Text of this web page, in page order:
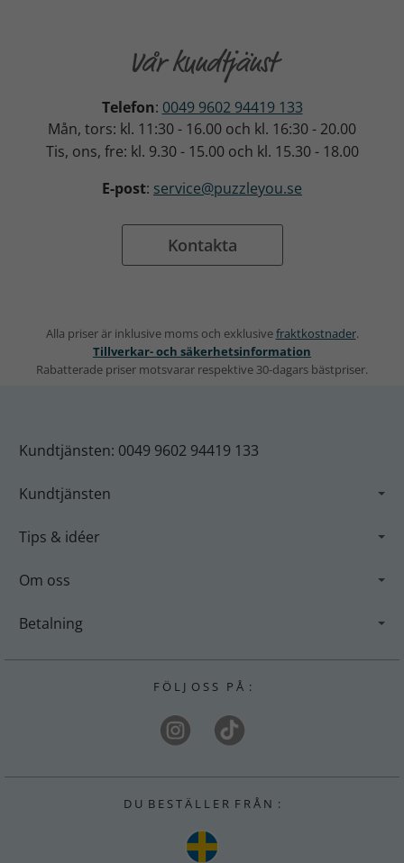
Vår kundtjänst
Telefon: 0049 9602 94419 133
Mån, tors: kl. 11:30 - 16.00 och kl. 16:30 - 20.00
Tis, ons, fre: kl. 9.30 - 15.00 och kl. 15.30 - 18.00
E-post: service@puzzleyou.se
Kontakta
Alla priser är inklusive moms och exklusivefraktkostnader.
Tillverkar- och säkerhetsinformation
Rabatterade priser motsvarar respektive 30-dagars bästpriser.
Kundtjänsten: 0049 9602 94419 133
Kundtjänsten
Tips & idéer
Om oss
Betalning
F Ö L J O S S P Å :
D U B E S T Ä L L E R F R Å N :